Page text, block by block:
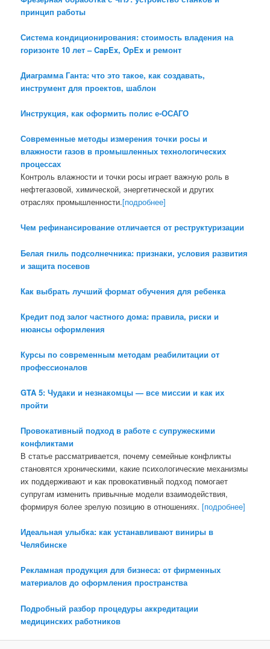
принцип работы
Система кондиционирования: стоимость владения на
горизонте 10 лет – CapEx, OpEx и ремонт
Диаграмма Ганта: что это такое, как создавать,
инструмент для проектов, шаблон
Инструкция, как оформить полис е-ОСАГО
Современные методы измерения точки росы и
влажности газов в промышленных технологических
процессах
Контроль влажности и точки росы играет важную роль в
нефтегазовой, химической, энергетической и других
отраслях промышленности.[подробнее]
Чем рефинансирование отличается от реструктуризации
Белая гниль подсолнечника: признаки, условия развития
и защита посевов
Как выбрать лучший формат обучения для ребенка
Кредит под залог частного дома: правила, риски и
нюансы оформления
Курсы по современным методам реабилитации от
профессионалов
GTA 5: Чудаки и незнакомцы — все миссии и как их
пройти
Провокативный подход в работе с супружескими
конфликтами
В статье рассматривается, почему семейные конфликты
становятся хроническими, какие психологические механизмы
их поддерживают и как провокативный подход помогает
супругам изменить привычные модели взаимодействия,
формируя более зрелую позицию в отношениях.[подробнее]
Идеальная улыбка: как устанавливают виниры в
Челябинске
Рекламная продукция для бизнеса: от фирменных
материалов до оформления пространства
Подробный разбор процедуры аккредитации
медицинских работников